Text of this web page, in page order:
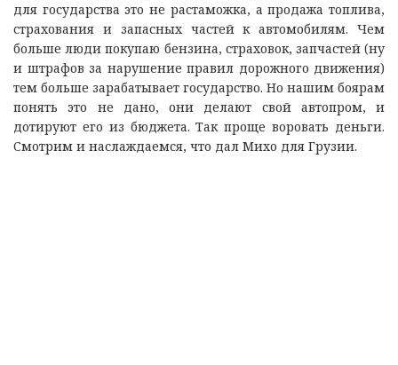
для государства это не растаможка, а продажа топлива,
страхования и запасных частей к автомобилям. Чем
больше люди покупаю бензина, страховок, запчастей (ну
и штрафов за нарушение правил дорожного движения)
тем больше зарабатывает государство. Но нашим боярам
понять это не дано, они делают свой автопром, и
дотируют его из бюджета. Так проще воровать деньги.
Смотрим и наслаждаемся, что дал Михо для Грузии.